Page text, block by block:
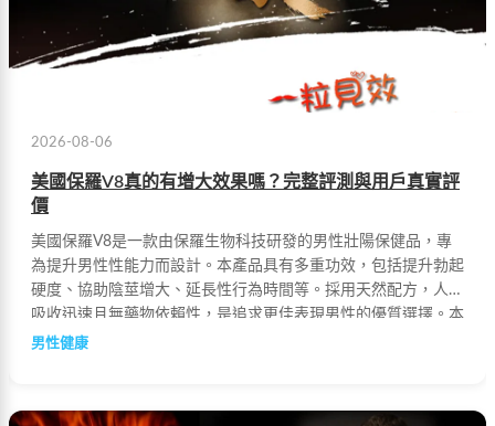
2026-08-06
美國保羅V8真的有增大效果嗎？完整評測與用戶真實評
價
美國保羅V8是一款由保羅生物科技研發的男性壯陽保健品，專
為提升男性性能力而設計。本產品具有多重功效，包括提升勃起
硬度、協助陰莖增大、延長性行為時間等。採用天然配方，人體
吸收迅速且無藥物依賴性，是追求更佳表現男性的優質選擇。本
文將深入解析保羅V8的效果與真實用戶評價。
男性健康